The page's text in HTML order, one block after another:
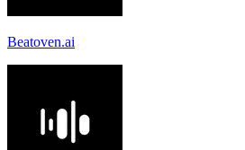
Beatoven.ai